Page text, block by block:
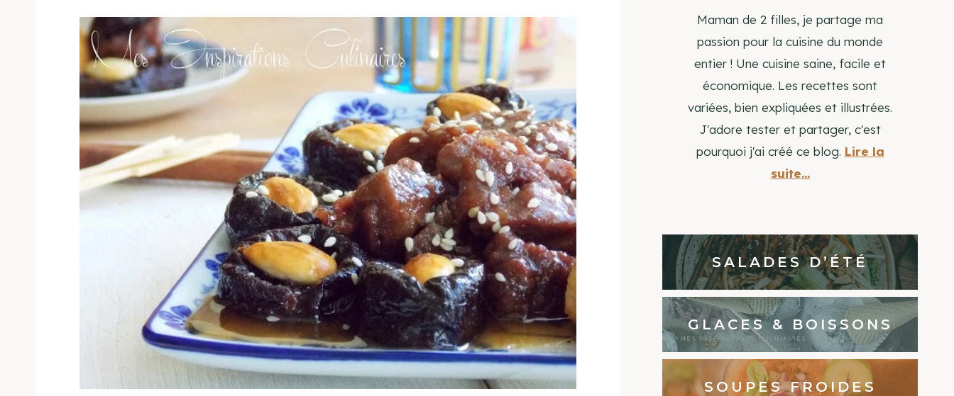
Maman de 2 filles, je partage ma
passion pour la cuisine du monde
entier ! Une cuisine saine, facile et
économique. Les recettes sont
variées, bien expliquées et illustrées.
J'adore tester et partager, c'est
pourquoi j'ai créé ce blog. Lire la
suite...
SALADES D’ÉTÉ
GLACES & BOISSONS
SOUPES FROIDES